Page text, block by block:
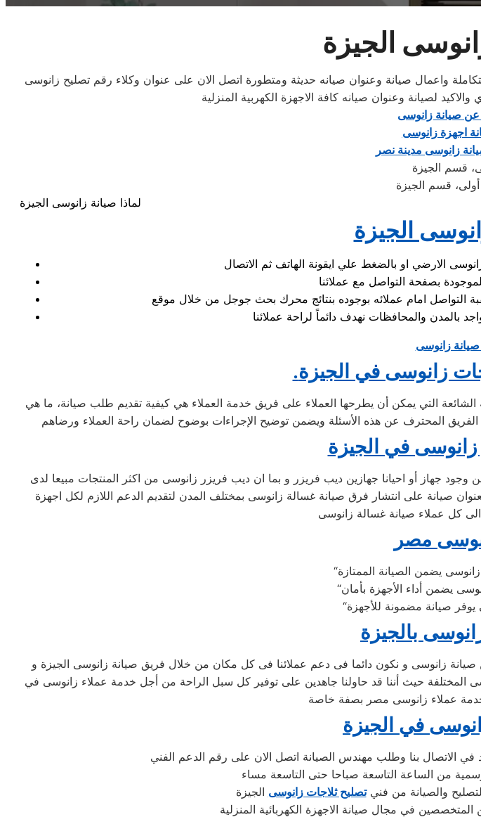
الجيزة
واعمال صيانة وعنوان صيانه حديثة ومتطورة اتصل الان على عنوان وكلاء رقم تصليح زانوسى
لصيانة وعنوان صيانه كافة الاجهزة الكهربية المنزلية
عن صيانة زانوسى
اجهزة زانوسى
زانوسى مدينة نصر
قسم الجيزة
قسم الجيزة
لماذا صيانة زانوسى الجيزة
الجيزة
التواصل امام عملائه بوجوده بنتائج محرك بحث جوجل من خلال موقع
زانوسى
زانوسى في الجيزة
الشائعة التي يمكن أن يطرحها العملاء على فريق خدمة العملاء هي كيفية تقديم طلب صيانة، ما هي
في الجيزة
جهاز أو احيانا جهازين ديب فريزر و بما ان ديب فريزر زانوسى من اكثر المنتجات مبيعا لدى
صيانة على انتشار فرق صيانة غسالة زانوسى بمختلف المدن لتقديم الدعم اللازم لكل اجهزة
مصر
بالجيزة
زانوسى و نكون دائما فى دعم عملائنا فى كل مكان من خلال فريق صيانة زانوسى الجيزة و
المختلفة حيث أننا قد حاولنا جاهدين على توفير كل سبل الراحة من أجل خدمة عملاء زانوسى في
عملاء زانوسى مصر بصفة خاصة
في الجيزة
في الاتصال بنا وطلب مهندس الصيانة اتصل الان على رقم الدعم الفني
من الساعة التاسعة صباحا حتى التاسعة مساء
والصيانة من فنيتصليح ثلاجات زانوسى الجيزة
في مجال صيانة الاجهزة الكهربائية المنزلية